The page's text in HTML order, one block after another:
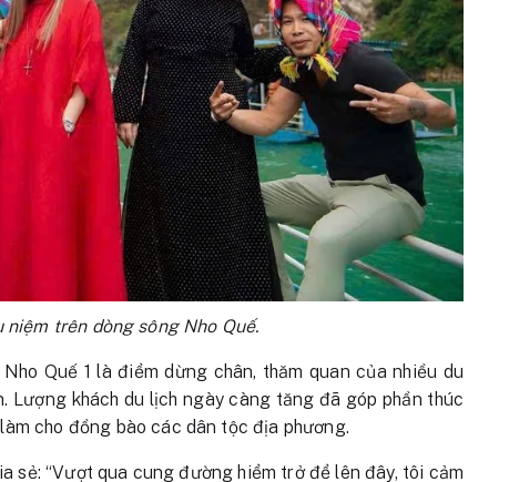
trên dòng sông Nho Quế.
Quế 1 là điểm dừng chân, thăm quan của nhiều du
Lượng khách du lịch ngày càng tăng đã góp phần thúc
cho đồng bào các dân tộc địa phương.
sẻ: “Vượt qua cung đường hiểm trở để lên đây, tôi cảm